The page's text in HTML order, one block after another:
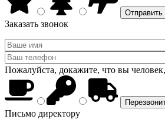
Заказать звонок
Пожалуйста, докажите, что вы
Письмо директору